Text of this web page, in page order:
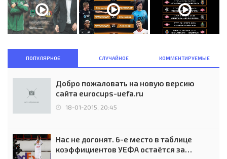
ПОПУЛЯРНОЕ СЛУЧАЙНОЕ КОММЕНТИРУЕМЫЕ
Добро пожаловать на новую версию
сайта eurocups-uefa.ru
18-01-2015, 20:45
Нас не догонят. 6-е место в таблице
коэффициентов УЕФА остаётся за